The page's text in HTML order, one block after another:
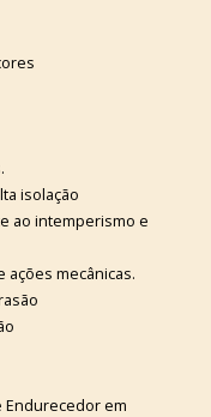
isolação
ao intemperismo e
ações mecânicas.
Endurecedor em